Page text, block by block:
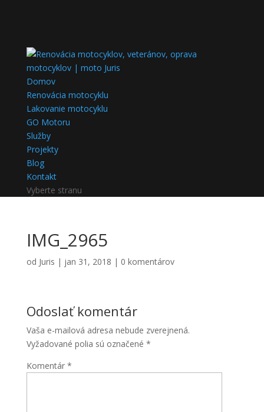
Domov
Renovácia motocyklu
Lakovanie motocyklu
GO Motoru
Služby
Projekty
Blog
Kontakt
Vyberte stranu
IMG_2965
od Juris | jan 31, 2018 | 0 komentárov
Odoslať komentár
Vaša e-mailová adresa nebude zverejnená.
Vyžadované polia sú označené *
Komentár *